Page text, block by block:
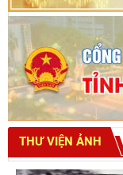
THƯ VIỆN ẢNH